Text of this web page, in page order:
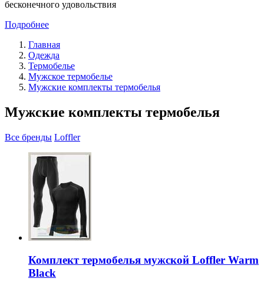
бесконечного удовольствия
Подробнее
Главная
Одежда
Термобелье
Мужское термобелье
Мужские комплекты термобелья
Мужские комплекты термобелья
Все бренды Loffler
Комплект термобелья мужской Loffler Warm
Black